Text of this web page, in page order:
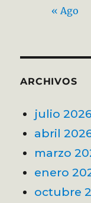
« Ago
ARCHIVOS
julio 2026
abril
marzo
enero
octubre